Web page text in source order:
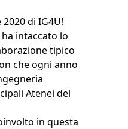
di IG4U!
intaccato lo
tipico
che ogni anno
Atenei del
in questa